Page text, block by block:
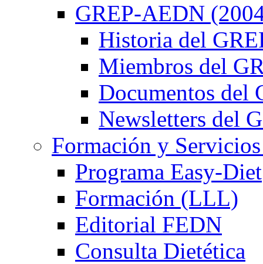
GREP-AEDN
Historia del
Miembros del
Documentos del
Newsletters del
Formación y
Programa Easy-Diet
Formación (LLL)
Editorial FEDN
Consulta Dietética